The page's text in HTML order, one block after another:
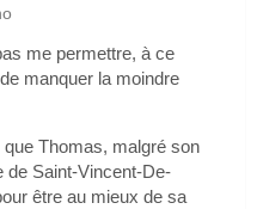
me permettre, à ce
manquer la moindre
Thomas, malgré son
de Saint-Vincent-De-
être au mieux de sa